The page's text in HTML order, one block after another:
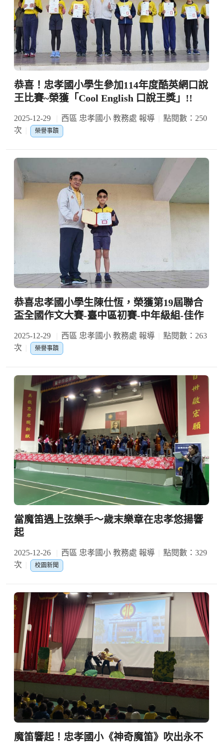
恭喜！忠孝國小學生參加114年度酷英網口說
王比賽~榮獲「Cool English 口說王獎」!!
2025-12-29 西區 忠孝國小 教務處 報導
點閱數：250
次
榮譽事蹟
恭喜忠孝國小學生陳仕恆，榮獲第19屆聯合
盃全國作文大賽-臺中區初賽-中年級組-佳作
2025-12-29 西區 忠孝國小 教務處 報導
點閱數：263
次
榮譽事蹟
當魔笛遇上弦樂手～歲末樂章在忠孝悠揚響
起
2025-12-26 西區 忠孝國小 教務處 報導
點閱數：329
次
校園新聞
魔笛響起！忠孝國小《神奇魔笛》吹出永不